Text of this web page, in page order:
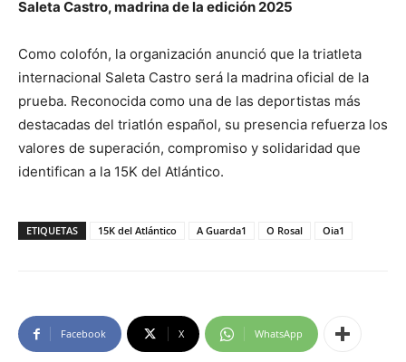
Saleta Castro, madrina de la edición 2025
Como colofón, la organización anunció que la triatleta
internacional Saleta Castro será la madrina oficial de la
prueba. Reconocida como una de las deportistas más
destacadas del triatlón español, su presencia refuerza los
valores de superación, compromiso y solidaridad que
identifican a la 15K del Atlántico.
ETIQUETAS 15K del Atlántico A Guarda1 O Rosal Oia1
Facebook X WhatsApp